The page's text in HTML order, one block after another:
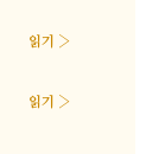
읽기 ›
읽기 ›